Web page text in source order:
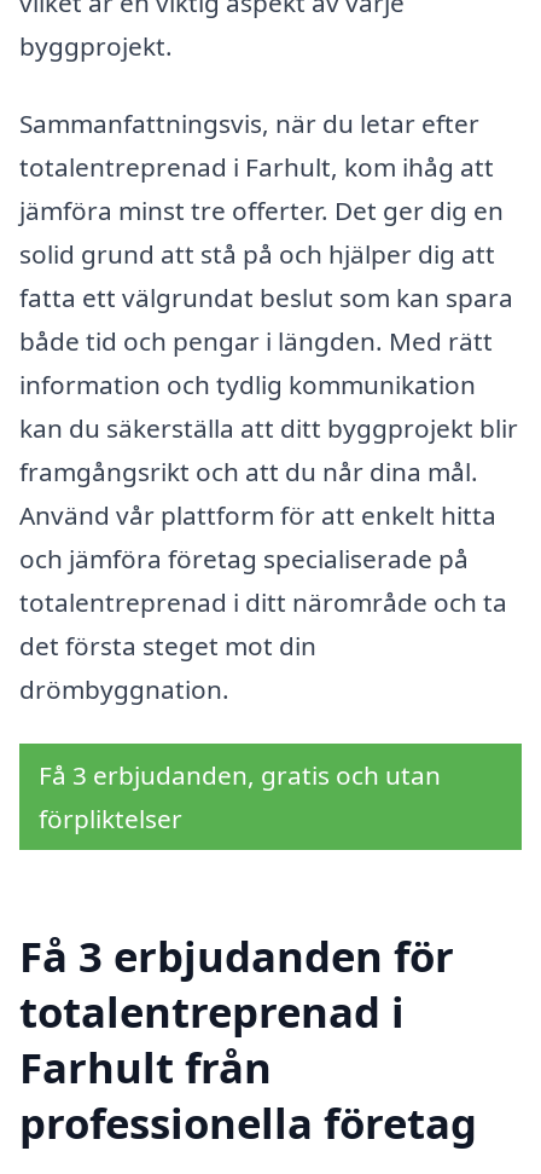
byggprojekt.
Sammanfattningsvis, när du letar efter
totalentreprenad i Farhult, kom ihåg att
jämföra minst tre offerter. Det ger dig en
solid grund att stå på och hjälper dig att
fatta ett välgrundat beslut som kan spara
både tid och pengar i längden. Med rätt
information och tydlig kommunikation
kan du säkerställa att ditt byggprojekt blir
framgångsrikt och att du når dina mål.
Använd vår plattform för att enkelt hitta
och jämföra företag specialiserade på
totalentreprenad i ditt närområde och ta
det första steget mot din
drömbyggnation.
Få 3 erbjudanden, gratis och utan
förpliktelser
Få 3 erbjudanden för
totalentreprenad i
Farhult från
professionella företag